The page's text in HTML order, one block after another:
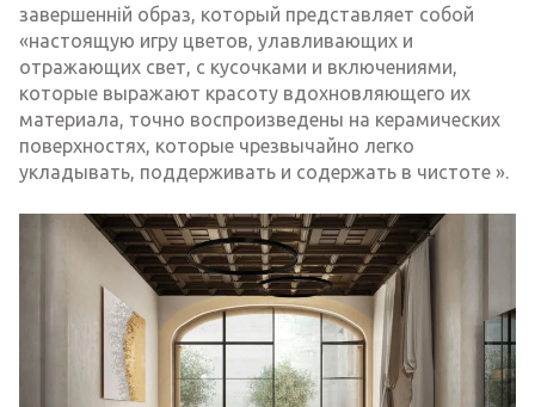
завершенній образ, который представляет собой
«настоящую игру цветов, улавливающих и
отражающих свет, с кусочками и включениями,
которые выражают красоту вдохновляющего их
материала, точно воспроизведены на керамических
поверхностях, которые чрезвычайно легко
укладывать, поддерживать и содержать в чистоте ».